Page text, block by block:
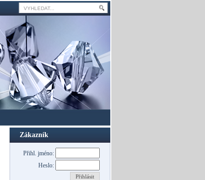
Zákazník
Přihl. jméno:
Heslo:
Přihlásit